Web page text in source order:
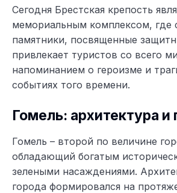
Сегодня Брестская крепость
мемориальным комплексом, где
памятники, посвященные
привлекает туристов со всего
напоминанием о героизме и
событиях того времени.
Гомель: архитектура и
Гомель – второй по величине
обладающий богатым
зелеными насаждениями.
города формировался на